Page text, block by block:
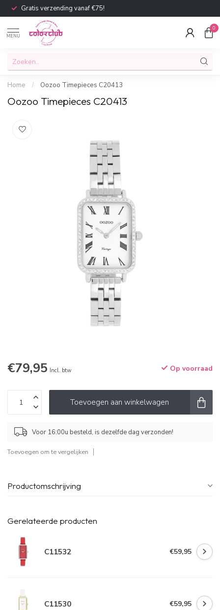
Gratis verzending vanaf €75!
MENU
0
Home / Oozoo Timepieces C20413
Oozoo Timepieces C20413
€79,95 Incl. btw Op voorraad
Toevoegen aan winkelwagen
Voor 16:00u besteld, is dezelfde dag verzonden!
Toevoegen om te vergelijken
Productomschrijving
Gerelateerde producten
C11532 €59,95
C11530 €59,95